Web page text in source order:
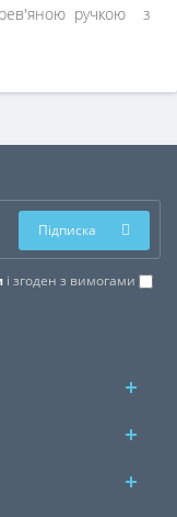
ручкою з
і згоден з вимогами
Підписка